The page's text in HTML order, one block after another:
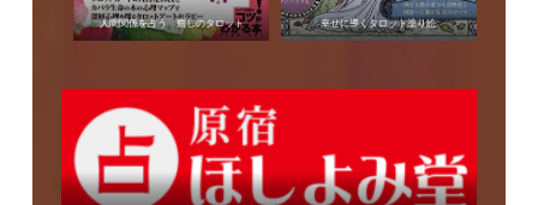
人間関係を占う 癒しのタロット 幸せに導くタロット塗り絵